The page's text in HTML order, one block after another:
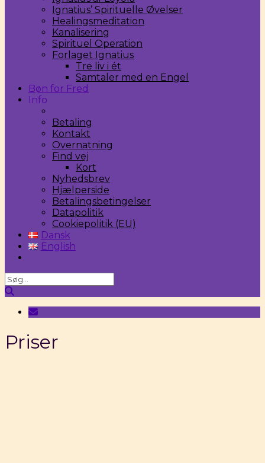
Ignatius’ Spirituelle Øvelser
Healingsmeditation
Kanalisering
Spirituel Operation
Forlaget Ignatius
Tre liv i ét
Samtaler med en Engel
Bøn for Fred
Info
Betaling
Kontakt
Overnatning
Find vej
Kort
Nyhedsbrev
Hjælperside
Betalingsbetingelser
Datapolitik
Cookiepolitik (EU)
Dansk
English
Priser